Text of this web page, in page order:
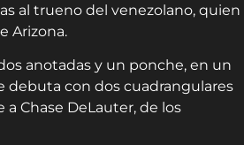
al trueno del venezolano, quien
Arizona.
anotadas y un ponche, en un
debuta con dos cuadrangulares
Chase DeLauter, de los